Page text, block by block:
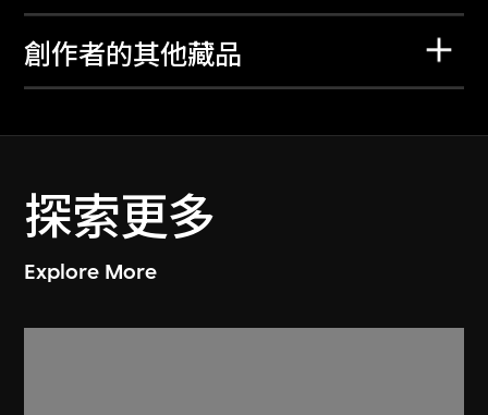
創作者的其他藏品
探索更多
Explore More